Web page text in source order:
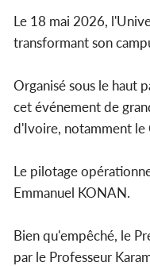
Le 18 mai 2026,
transformant son
Organisé sous le haut
cet événement de
d'Ivoire, notamment le
Le pilotage
Emmanuel KONAN.
Bien qu'empêché, le
par le Professeur